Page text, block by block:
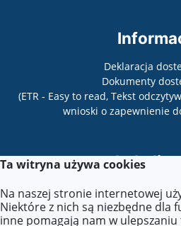
Deklaracja
Dokumenty
(ETR - Easy to read, Tekst
wnioski o zapewnienie
ul.
08-445
Ta witryna używa cookies
Na naszej stronie internetowej
Niektóre z nich są niezbędne dla
inne pomagają nam w